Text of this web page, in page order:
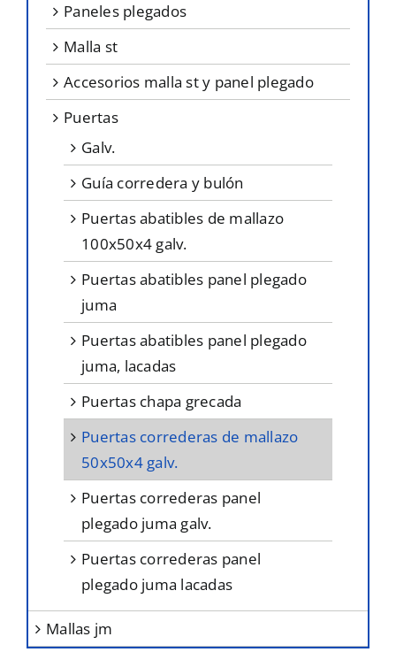
paneles plegados
malla st
accesorios malla st y panel plegado
puertas
galv.
guía corredera y bulón
puertas abatibles de mallazo
100x50x4 galv.
puertas abatibles panel plegado
juma
puertas abatibles panel plegado
juma, lacadas
puertas chapa grecada
puertas correderas de mallazo
50x50x4 galv.
puertas correderas panel
plegado juma galv.
puertas correderas panel
plegado juma lacadas
mallas jm